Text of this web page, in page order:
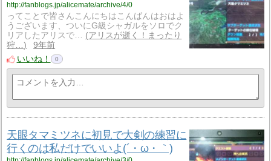
http://fanblogs.jp/alicemate/archive/4/0
ってことで皆さんこんにちはこんばんはおはよ
うございます、ついにG級シャガルをソロでク
リアしたアリスで…
アリスが逝く！まったり
狩…
9年前
いいね！
0
天眼タマミツネに初見で大剣の練習に
行くのは私だけでいいよ(´・ω・｀)